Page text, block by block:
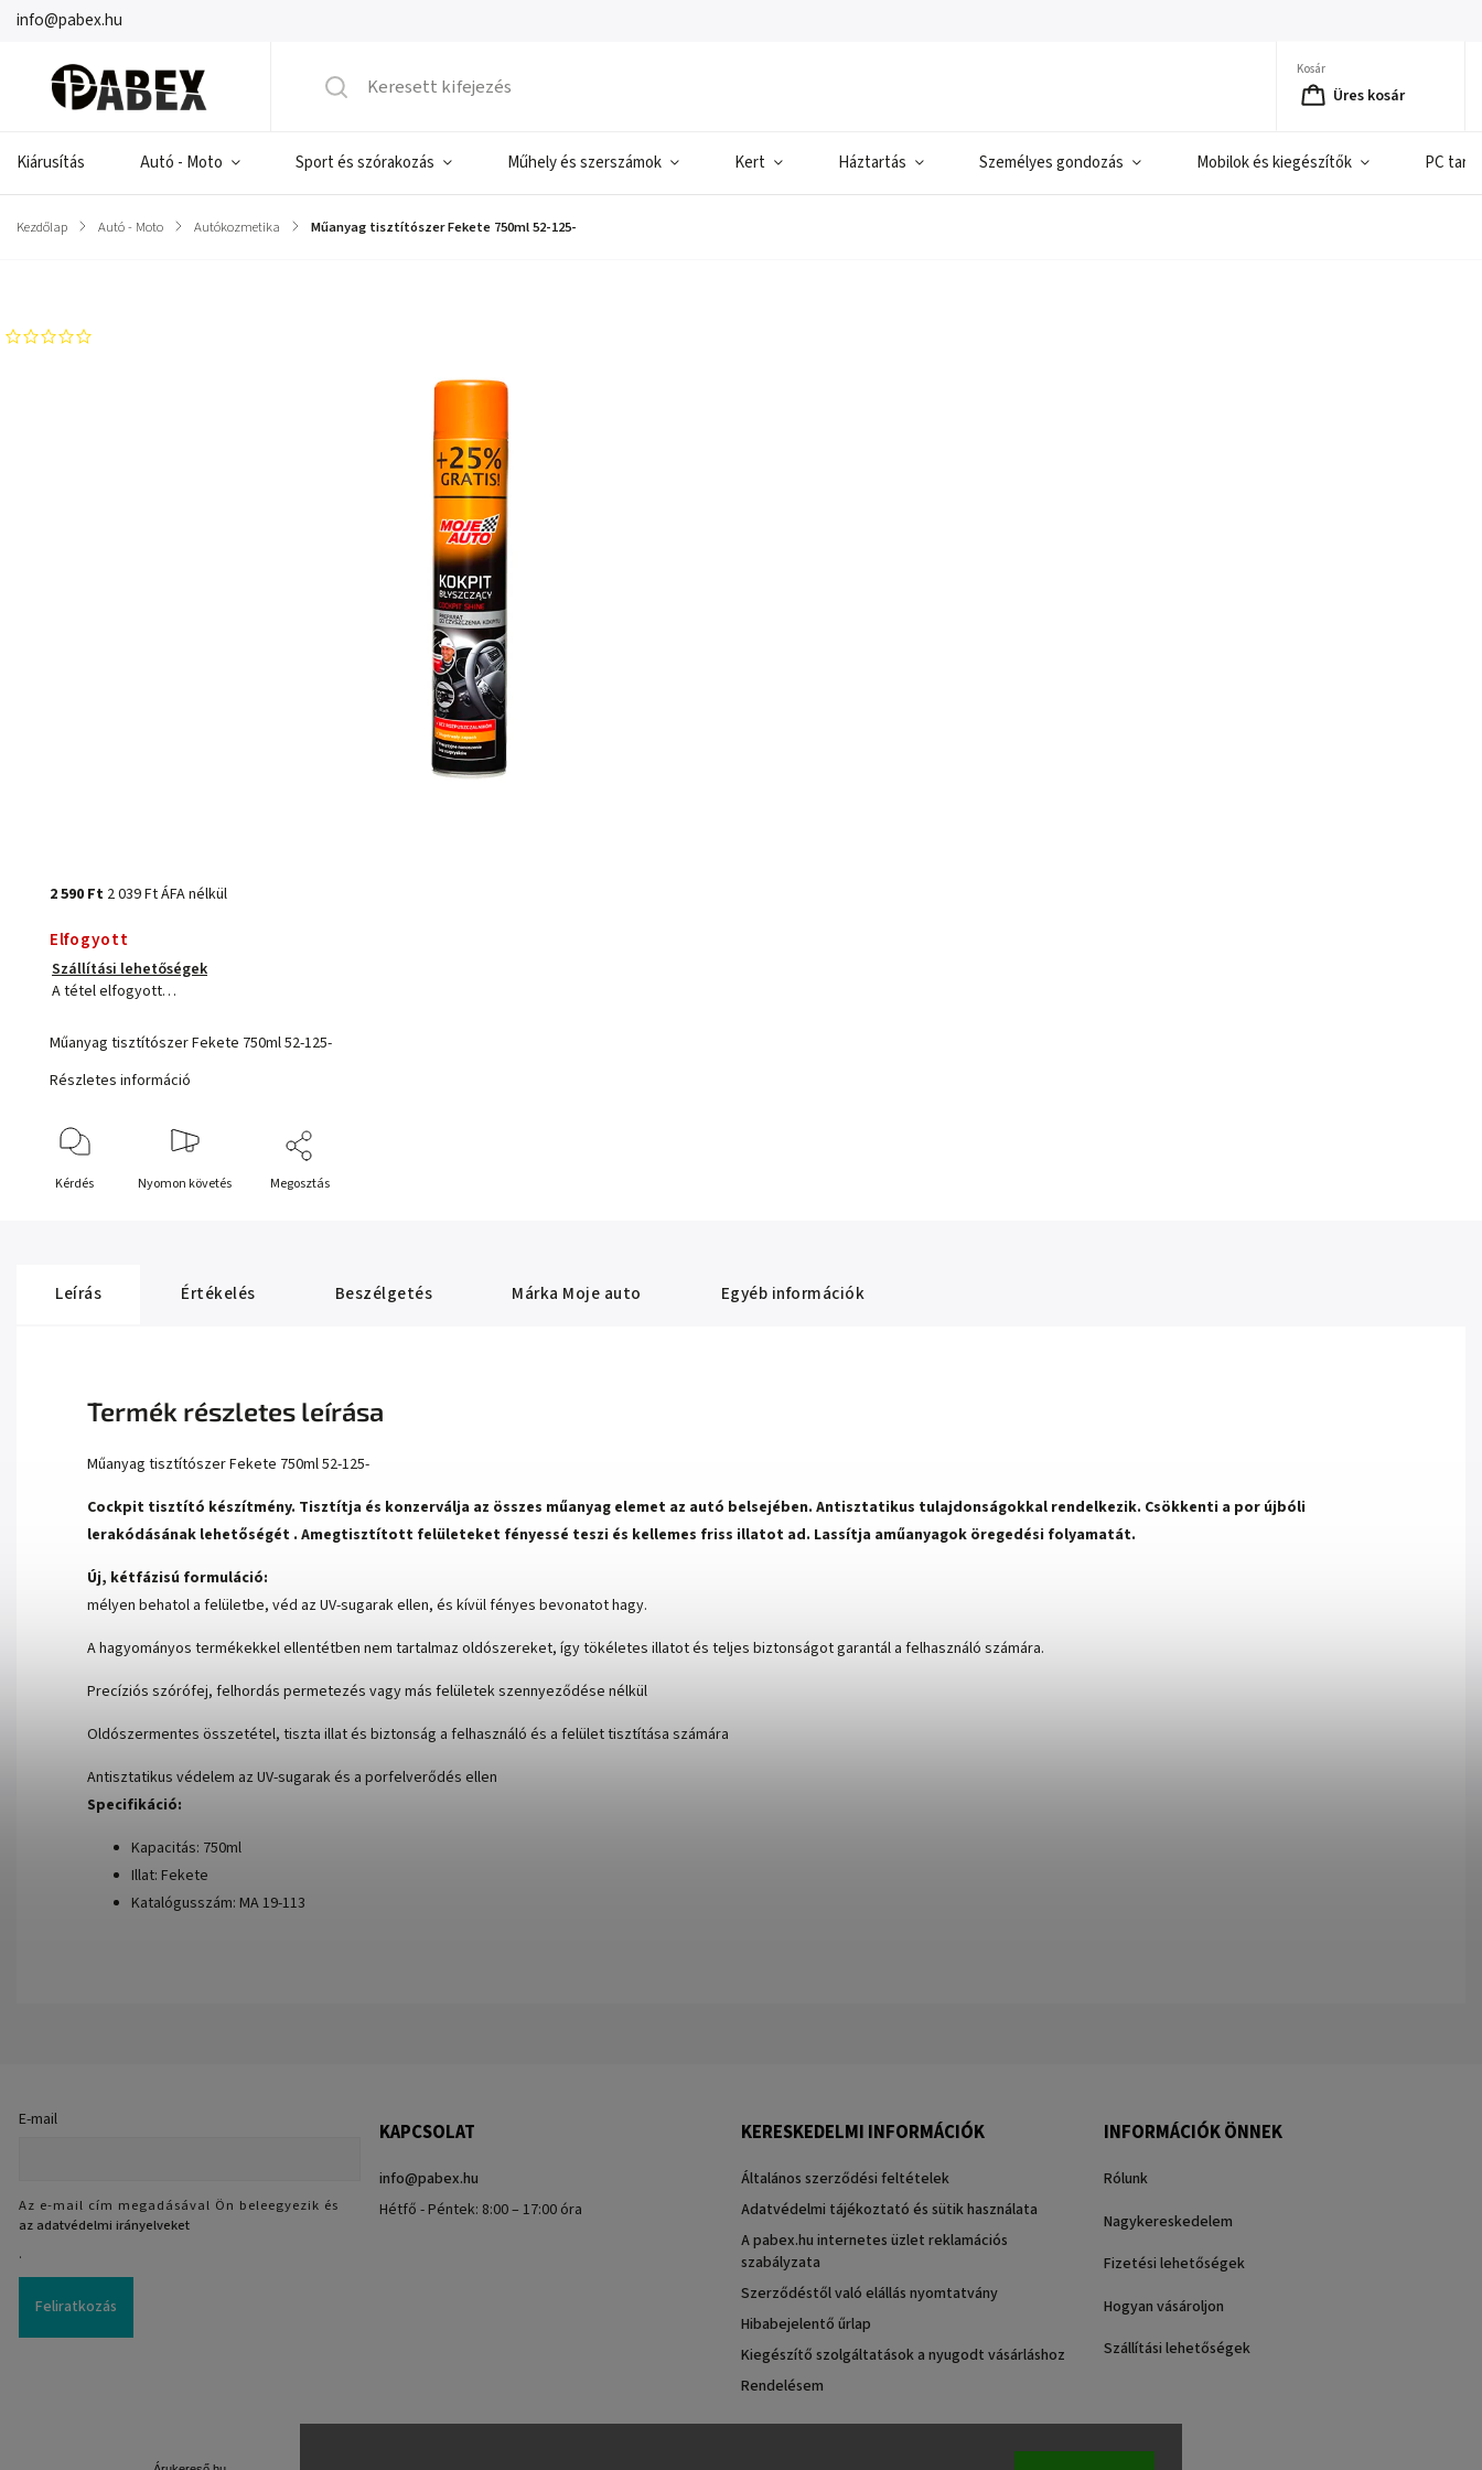
info@pabex.hu
Kosár
Üres kosár
Kiárusítás Autó - Moto Sport és szórakozás Műhely és szerszámok Kert Háztartás Személyes gondozás Mobilok és kiegészítők PC
Kezdőlap / Autó - Moto / Autókozmetika / Műanyag tisztítószer Fekete 750ml 52-125-
2 590 Ft 2 039 Ft ÁFA nélkül
Elfogyott
Szállítási lehetőségek
A tétel elfogyott…
Műanyag tisztítószer Fekete 750ml 52-125-
Részletes információ
Kérdés Nyomon követés Megosztás
Leírás Értékelés Beszélgetés Márka Moje auto Egyéb információk
Termék részletes leírása
Műanyag tisztítószer Fekete 750ml 52-125-
Cockpit tisztító készítmény. Tisztítja és konzerválja az összes műanyag elemet az autó belsejében. Antisztatikus tulajdonságokkal rendelkezik. Csökkenti a por újbóli
lerakódásának lehetőségét . Amegtisztított felületeket fényessé teszi és kellemes friss illatot ad. Lassítja aműanyagok öregedési folyamatát.
Új, kétfázisú formuláció:
mélyen behatol a felületbe, véd az UV-sugarak ellen, és kívül fényes bevonatot hagy.
A hagyományos termékekkel ellentétben nem tartalmaz oldószereket, így tökéletes illatot és teljes biztonságot garantál a felhasználó számára.
Precíziós szórófej, felhordás permetezés vagy más felületek szennyeződése nélkül
Oldószermentes összetétel, tiszta illat és biztonság a felhasználó és a felület tisztítása számára
Antisztatikus védelem az UV-sugarak és a porfelverődés ellen
Specifikáció:
Kapacitás: 750ml
Illat: Fekete
Katalógusszám: MA 19-113
E-mail
Az e-mail cím megadásával Ön beleegyezik és
az adatvédelmi irányelveket
.
Feliratkozás
KAPCSOLAT
info@pabex.hu
Hétfő - Péntek: 8:00 – 17:00 óra
KERESKEDELMI INFORMÁCIÓK
Általános szerződési feltételek
Adatvédelmi tájékoztató és sütik használata
A pabex.hu internetes üzlet reklamációs
szabályzata
Szerződéstől való elállás nyomtatvány
Hibabejelentő űrlap
Kiegészítő szolgáltatások a nyugodt vásárláshoz
Rendelésem
INFORMÁCIÓK ÖNNEK
Rólunk
Nagykereskedelem
Fizetési lehetőségek
Hogyan vásároljon
Szállítási lehetőségek